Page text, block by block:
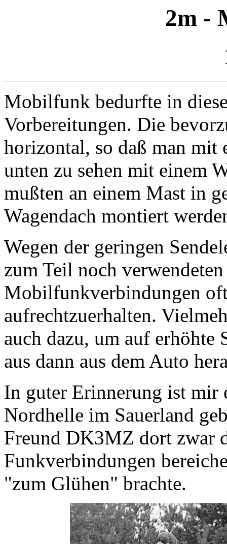
2m -
Mobilfunk bedurfte in
Vorbereitungen. Die
horizontal, so daß man
unten zu sehen mit einem
mußten an einem Mast in
Wagendach montiert
Wegen der geringen
zum Teil noch
Mobilfunkverbindungen
aufrechtzuerhalten.
auch dazu, um auf erhöhte
aus dann aus dem Auto
In guter Erinnerung ist mir
Nordhelle im Sauerland
Freund DK3MZ dort zwar
Funkverbindungen
"zum Glühen" brachte.